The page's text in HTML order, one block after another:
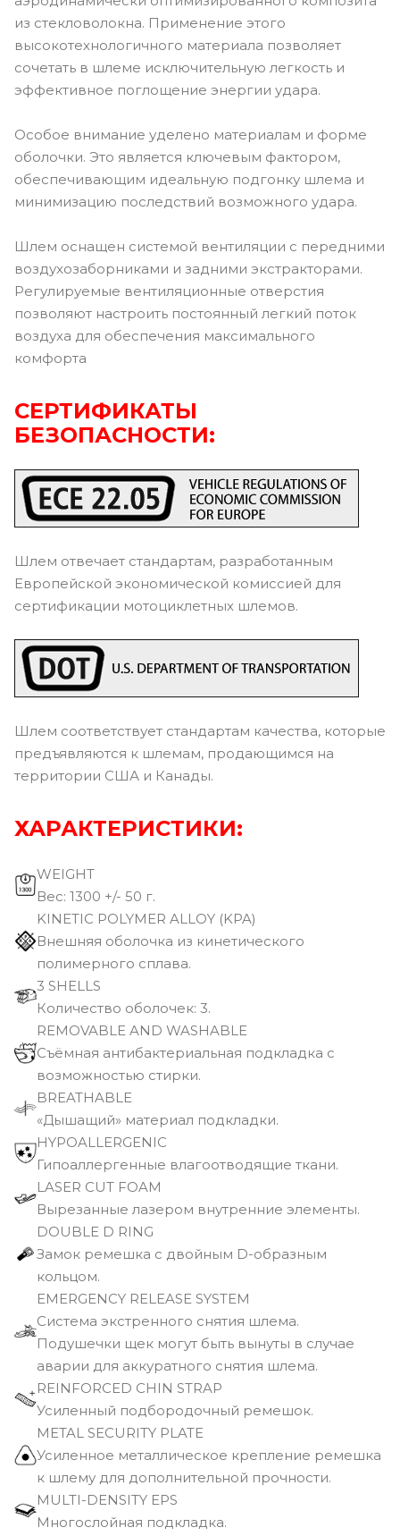
из стекловолокна. Применение этого
высокотехнологичного материала позволяет
сочетать в шлеме исключительную легкость и
эффективное поглощение энергии удара.
Особое внимание уделено материалам и форме
оболочки. Это является ключевым фактором,
обеспечивающим идеальную подгонку шлема и
минимизацию последствий возможного удара.
Шлем оснащен системой вентиляции с передними
воздухозаборниками и задними экстракторами.
Регулируемые вентиляционные отверстия
позволяют настроить постоянный легкий поток
воздуха для обеспечения максимального
комфорта
СЕРТИФИКАТЫ
БЕЗОПАСНОСТИ:
Шлем отвечает стандартам, разработанным
Европейской экономической комиссией для
сертификации мотоциклетных шлемов.
Шлем соответствует стандартам качества, которые
предъявляются к шлемам, продающимся на
территории США и Канады.
ХАРАКТЕРИСТИКИ:
WEIGHT
Вec: 1300 +/- 50 г.
KINETIC POLYMER ALLOY (KPA)
Внешняя оболочка из кинетического
полимерного сплава.
3 SHELLS
Количество оболочек: 3.
REMOVABLE AND WASHABLE
Съёмная антибактериальная подкладка с
возможностью стирки.
BREATHABLE
«Дышащий» материал подкладки.
HYPOALLERGENIC
Гипоаллергенные влагоотводящие ткани.
LASER CUT FOAM
Вырезанные лазером внутренние элементы.
DOUBLE D RING
Замок ремешка с двойным D-образным
кольцом.
EMERGENCY RELEASE SYSTEM
Cистема экстренного снятия шлема.
Подушечки щек могут быть вынуты в случае
аварии для аккуратного снятия шлема.
REINFORCED CHIN STRAP
Усиленный подбородочный ремешок.
METAL SECURITY PLATE
Усиленное металлическое крепление ремешка
к шлему для дополнительной прочности.
MULTI-DENSITY EPS
Многослойная подкладка.